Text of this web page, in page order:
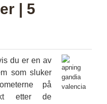
| 5
du er en av
som sluker
på
etter de